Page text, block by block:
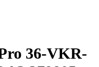
36-VKR-